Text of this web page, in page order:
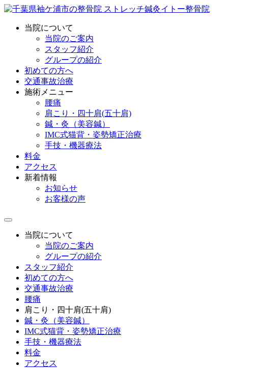
当院について
当院のご案内
スタッフ紹介
グループの紹介
初めての方へ
交通事故治療
施術メニュー
腰痛
肩こり・四十肩(五十肩)
鍼・灸（美容鍼）
IMC式猫背・姿勢矯正治療
手技・機器療法
料金
アクセス
新着情報
お知らせ
お客様の声
当院について
当院のご案内
グループの紹介
スタッフ紹介
初めての方へ
交通事故治療
腰痛
肩こり・四十肩(五十肩)
鍼・灸（美容鍼）
IMC式猫背・姿勢矯正治療
手技・機器療法
料金
アクセス